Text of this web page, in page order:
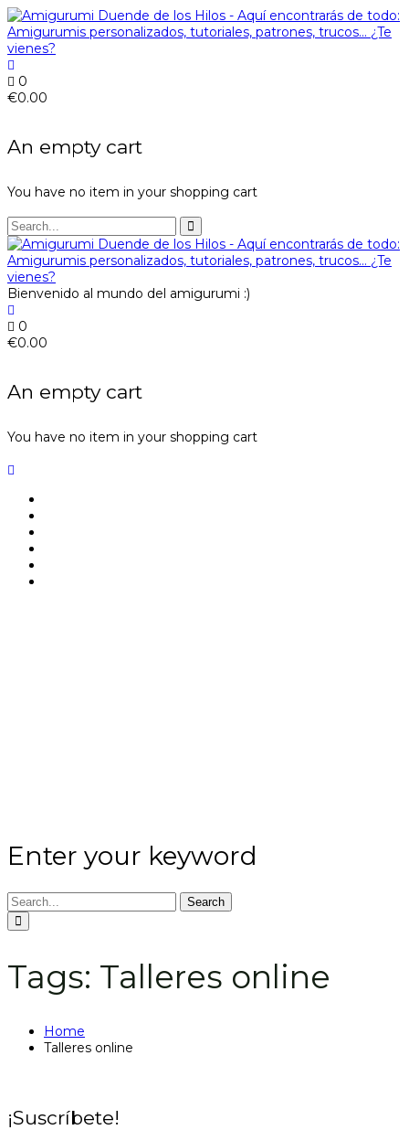
0
€0.00
An empty cart
You have no item in your shopping cart
Bienvenido al mundo del amigurumi :)
0
€0.00
An empty cart
You have no item in your shopping cart
Enter your keyword
Search
Tags: Talleres online
Home
Talleres online
¡Suscríbete!